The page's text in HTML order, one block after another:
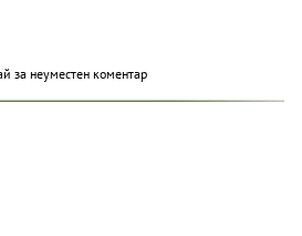
за неуместен коментар